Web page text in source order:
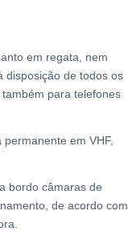
em regata, nem
disposição de todos os
para telefones
em VHF,
bordo câmaras de
de acordo com